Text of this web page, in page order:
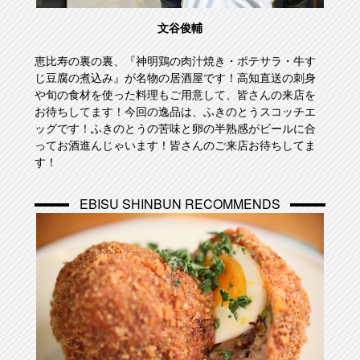
文谷俊輔
恵比寿の裏の裏、『神明鶏の肉汁焼き・ポテサラ・牛す
じ豆腐の煮込み』が名物の居酒屋です！高知直送の刺身
や旬の食材を使った料理もご用意して、皆さんの来店を
お待ちしてます！今回の逸品は、ふきのとうスコッチエ
ッグです！ふきのとうの苦味と卵の半熟感がビールに合
ってお酒進んじゃいます！皆さんのご来店お待ちしてま
す！
EBISU SHINBUN RECOMMENDS